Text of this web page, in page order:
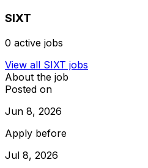
SIXT
0 active jobs
View all SIXT jobs
About the job
Posted on
Jun 8, 2026
Apply before
Jul 8, 2026